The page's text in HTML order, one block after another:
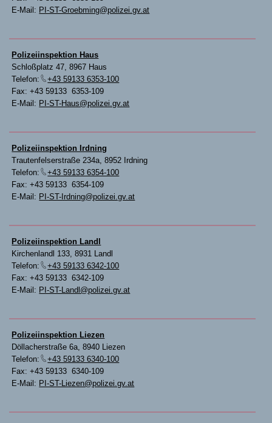
E-Mail: PI-ST-Groebming@polizei.gv.at
Polizeiinspektion Haus
Schloßplatz 47, 8967 Haus
Telefon:
+43 59133 6353-100
Fax: +43 59133 6353-109
E-Mail: PI-ST-Haus@polizei.gv.at
Polizeiinspektion Irdning
Trautenfelserstraße 234a, 8952 Irdning
Telefon:
+43 59133 6354-100
Fax: +43 59133 6354-109
E-Mail: PI-ST-Irdning@polizei.gv.at
Polizeiinspektion Landl
Kirchenlandl 133, 8931 Landl
Telefon:
+43 59133 6342-100
Fax: +43 59133 6342-109
E-Mail: PI-ST-Landl@polizei.gv.at
Polizeiinspektion Liezen
Döllacherstraße 6a, 8940 Liezen
Telefon:
+43 59133 6340-100
Fax: +43 59133 6340-109
E-Mail: PI-ST-Liezen@polizei.gv.at